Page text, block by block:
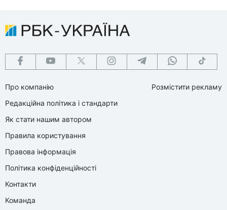
Про компанію
Редакційна політика і стандарти
Як стати нашим автором
Правила користування
Правова інформація
Політика конфіденційності
Контакти
Команда
Розмістити рекламу